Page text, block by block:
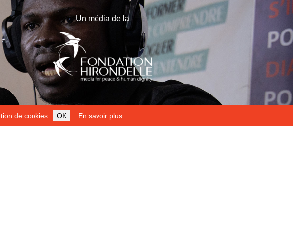
de cookies. OK En savoir plus
Un média de la